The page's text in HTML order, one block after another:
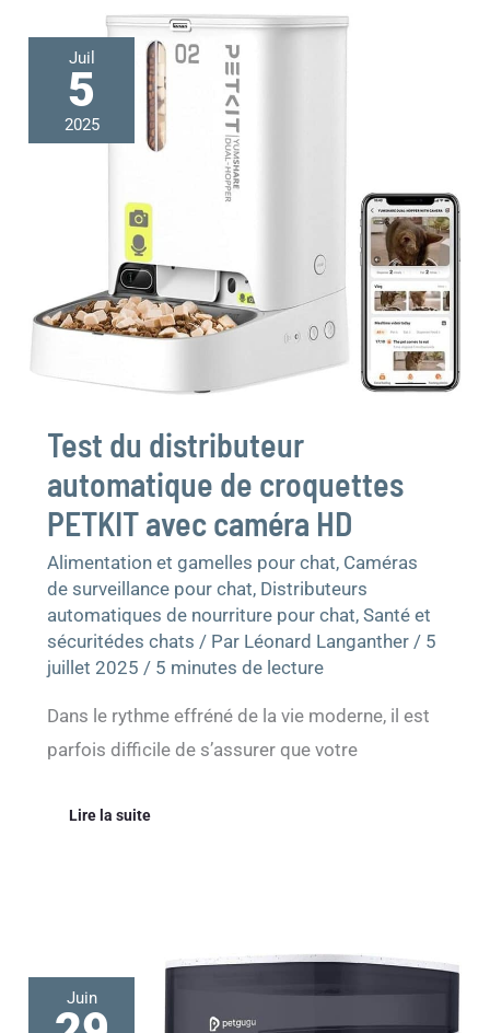
Juil
5
2025
Test du distributeur
automatique de croquettes
PETKIT avec caméra HD
Alimentation et gamelles pour chat, Caméras
de surveillance pour chat, Distributeurs
automatiques de nourriture pour chat,Santé et
sécuritédes chats / Par Léonard Langanther / 5
juillet 2025 / 5 minutes de lecture
Dans le rythme effréné de la vie moderne, il est
parfois difficile de s’assurer que votre
du
distributeur
automatique
de
Lire la suite
Juin
du
distributeur